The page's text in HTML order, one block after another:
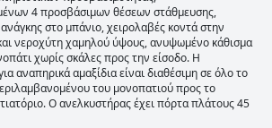
πισίνες και παιδική χαρά. Συνολικά, το
μια υπέροχη και εξαιρετική εμπειρία πέντε
χρήματα που ξοδεύονται με μια κομψή και
που το καθιστά ιδανική επιλογή για μια
4 προσβάσιμων θέσεων στάθμευσης,
στο μπάνιο, χειρολαβές κοντά στην
νεροχύτη χαμηλού ύψους, ανυψωμένο κάθισμα
χωρίς σκάλες προς την είσοδο. Η
αναπηρικά αμαξίδια είναι διαθέσιμη σε όλο το
του μονοπατιού προς το
Ο ανελκυστήρας έχει πόρτα πλάτους 45